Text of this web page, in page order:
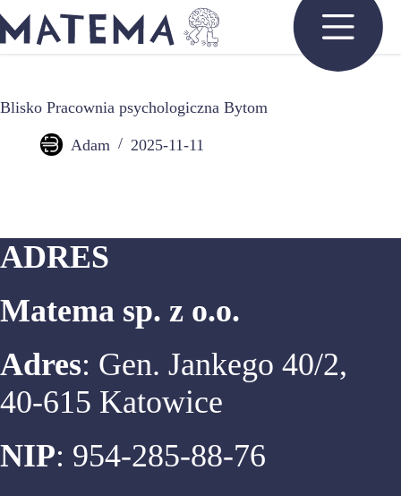
do
treści
Blisko Pracownia psychologiczna Bytom
Adam 2025-11-11
ADRES
Matema sp. z o.o.
Adres: Gen. Jankego 40/2,
40-615 Katowice
NIP: 954-285-88-76